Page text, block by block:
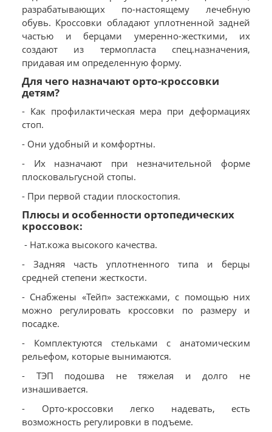
разрабатывающих по-настоящему лечебную
обувь. Кроссовки обладают уплотненной задней
частью и берцами умеренно-жесткими, их
создают из термопласта спец.назначения,
придавая им определенную форму.
Для чего назначают орто-кроссовки
детям?
- Как профилактическая мера при деформациях
стоп.
- Они удобный и комфортны.
- Их назначают при незначительной форме
плосковальгусной стопы.
- При первой стадии плоскостопия.
Плюсы и особенности ортопедических
кроссовок:
- Нат.кожа высокого качества.
- Задняя часть уплотненного типа и берцы
средней степени жесткости.
- Снабжены «Тейп» застежками, с помощью них
можно регулировать кроссовки по размеру и
посадке.
- Комплектуются стельками с анатомическим
рельефом, которые вынимаются.
- ТЭП подошва не тяжелая и долго не
изнашивается.
- Орто-кроссовки легко надевать, есть
возможность регулировки в подъеме.